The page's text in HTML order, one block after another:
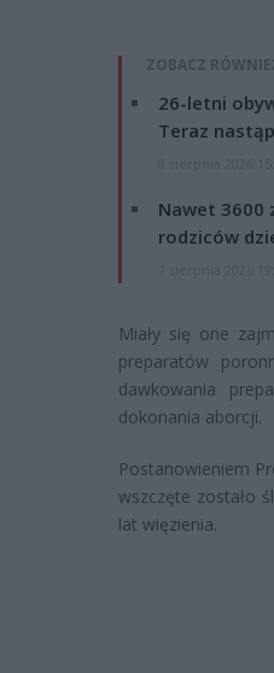
ZOBACZ
26-letni
Teraz
Nawet 3600
rodziców
Miały się one
preparatów
dawkowania
dokonania aborcji.
Postanowieniem
wszczęte zostało
lat więzienia.